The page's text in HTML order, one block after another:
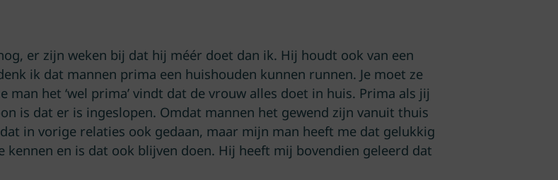
er zijn weken bij dat hij méér doet dan ik. Hij houdt ook van een
ik dat mannen prima een huishouden kunnen runnen. Je moet ze
het ‘wel prima’ vindt dat de vrouw alles doet in huis. Prima als jij
is dat er is ingeslopen. Omdat mannen het gewend zijn vanuit thuis
in vorige relaties ook gedaan, maar mijn man heeft me dat gelukkig
en is dat ook blijven doen. Hij heeft mij bovendien geleerd dat